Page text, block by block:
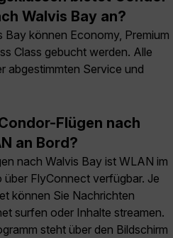
Walvis Bay an?
Bay können Economy, Premium
Class gebucht werden. Alle
abgestimmten Service und
Flügen nach
an Bord?
nach Walvis Bay ist WLAN im
FlyConnect verfügbar. Je
können Sie Nachrichten
surfen oder Inhalte streamen.
steht über den Bildschirm